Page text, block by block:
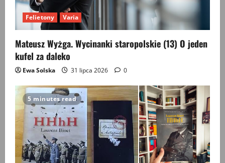
Felietony Varia
Mateusz Wyżga. Wycinanki staropolskie (13) O jeden
kufel za daleko
Ewa Solska 31 lipca 2026 0
5 minutes read